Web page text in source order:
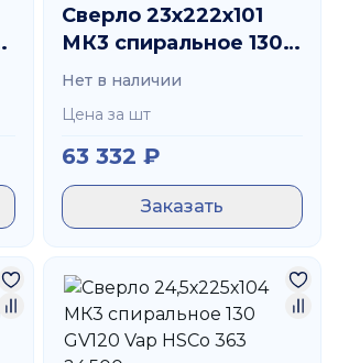
Сверло 23х222х101
МК3 спиральное 130
GV120 TiN HSCo 663
Нет в наличии
Цена за шт
63 332 ₽
Заказать